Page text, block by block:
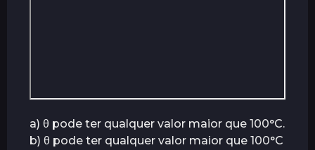
a) θ pode ter qualquer valor maior que 100°C.
b) θ pode ter qualquer valor maior que 100°C